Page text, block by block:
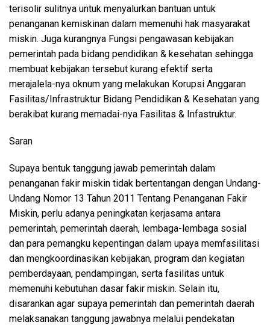
terisolir sulitnya untuk menyalurkan bantuan untuk
penanganan kemiskinan dalam memenuhi hak masyarakat
miskin. Juga kurangnya Fungsi pengawasan kebijakan
pemerintah pada bidang pendidikan & kesehatan sehingga
membuat kebijakan tersebut kurang efektif serta
merajalela-nya oknum yang melakukan Korupsi Anggaran
Fasilitas/Infrastruktur Bidang Pendidikan & Kesehatan yang
berakibat kurang memadai-nya Fasilitas & Infastruktur.
Saran
Supaya bentuk tanggung jawab pemerintah dalam
penanganan fakir miskin tidak bertentangan dengan Undang-
Undang Nomor 13 Tahun 2011 Tentang Penanganan Fakir
Miskin, perlu adanya peningkatan kerjasama antara
pemerintah, pemerintah daerah, lembaga-lembaga sosial
dan para pemangku kepentingan dalam upaya memfasilitasi
dan mengkoordinasikan kebijakan, program dan kegiatan
pemberdayaan, pendampingan, serta fasilitas untuk
memenuhi kebutuhan dasar fakir miskin. Selain itu,
disarankan agar supaya pemerintah dan pemerintah daerah
melaksanakan tanggung jawabnya melalui pendekatan